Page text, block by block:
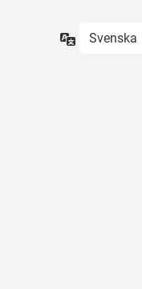
Språk